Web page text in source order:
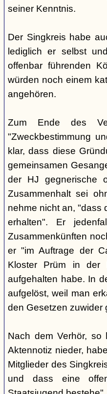
seiner Kenntnis.
Der Singkreis habe
lediglich er selbst
offenbar führenden
würden noch einem
angehören.
Zum Ende des
"Zweckbestimmung
klar, dass diese
gemeinsamen
der HJ gegnerische
Zusammenhalt sei
nehme nicht an, "dass
erhalten". Er
Zusammenkünften
er "im Auftrage der
Kloster Prüm in der
aufgehalten habe. In
aufgelöst, weil man
den Gesetzen zuwider
Nach dem Verhör, so
Aktennotiz nieder,
Mitglieder des
und dass eine